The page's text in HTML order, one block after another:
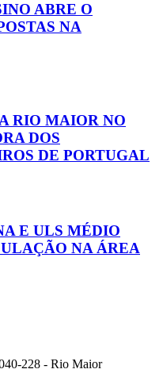
ABRE O
NA
RIO MAIOR NO
DOS
DE PORTUGAL
E ULS MÉDIO
NA ÁREA
228 - Rio Maior